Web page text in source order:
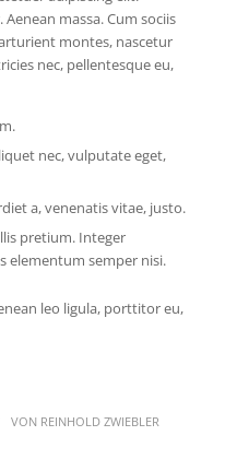
massa. Cum sociis
montes, nascetur
nec, pellentesque eu,
nec, vulputate eget,
a, venenatis vitae, justo.
pretium. Integer
elementum semper nisi.
leo ligula, porttitor eu,
VON REINHOLD ZWIEBLER